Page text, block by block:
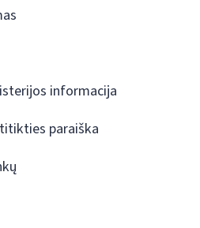
informacija
paraiška